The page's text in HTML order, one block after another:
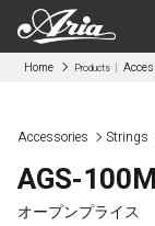
Home Products
Accessories Strings
AGS-
オープンプライス